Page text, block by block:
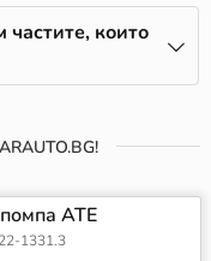
които
ATE
1331.3